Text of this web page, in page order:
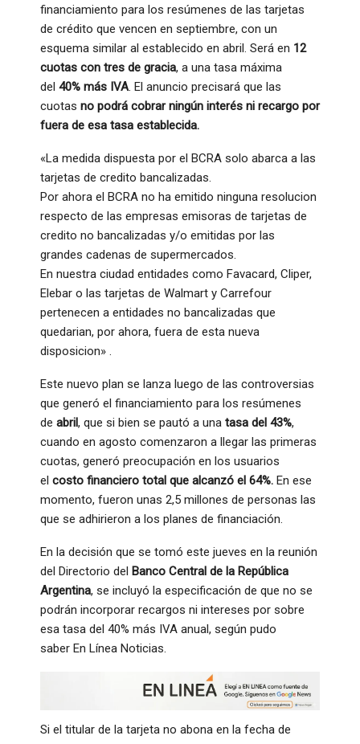
financiamiento para los resúmenes de las tarjetas
de crédito que vencen en septiembre, con un
esquema similar al establecido en abril. Será en 12
cuotas con tres de gracia, a una tasa máxima
del 40% más IVA. El anuncio precisará que las
cuotas no podrá cobrar ningún interés ni recargo por
fuera de esa tasa establecida.
«La medida dispuesta por el BCRA solo abarca a las
tarjetas de credito bancalizadas.
Por ahora el BCRA no ha emitido ninguna resolucion
respecto de las empresas emisoras de tarjetas de
credito no bancalizadas y/o emitidas por las
grandes cadenas de supermercados.
En nuestra ciudad entidades como Favacard, Cliper,
Elebar o las tarjetas de Walmart y Carrefour
pertenecen a entidades no bancalizadas que
quedarian, por ahora, fuera de esta nueva
disposicion» .
Este nuevo plan se lanza luego de las controversias
que generó el financiamiento para los resúmenes
de abril, que si bien se pautó a una tasa del 43%,
cuando en agosto comenzaron a llegar las primeras
cuotas, generó preocupación en los usuarios
el costo financiero total que alcanzó el 64%. En ese
momento, fueron unas 2,5 millones de personas las
que se adhirieron a los planes de financiación.
En la decisión que se tomó este jueves en la reunión
del Directorio del Banco Central de la República
Argentina, se incluyó la especificación de que no se
podrán incorporar recargos ni intereses por sobre
esa tasa del 40% más IVA anual, según pudo
saber En Línea Noticias.
Si el titular de la tarjeta no abona en la fecha de